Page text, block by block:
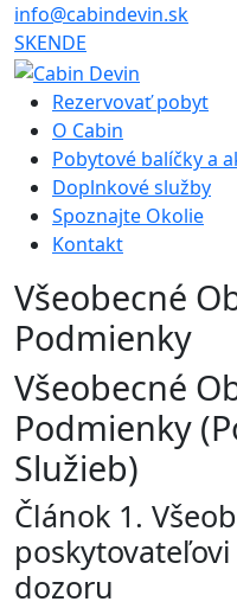
info@cabindevin.sk
SKENDE
Rezervovať pobyt
O Cabin
Pobytové balíčky a
Doplnkové služby
Spoznajte Okolie
Kontakt
Všeobecné
Podmienky
Všeobecné
Podmienky
Služieb)
Článok 1.
dozoru